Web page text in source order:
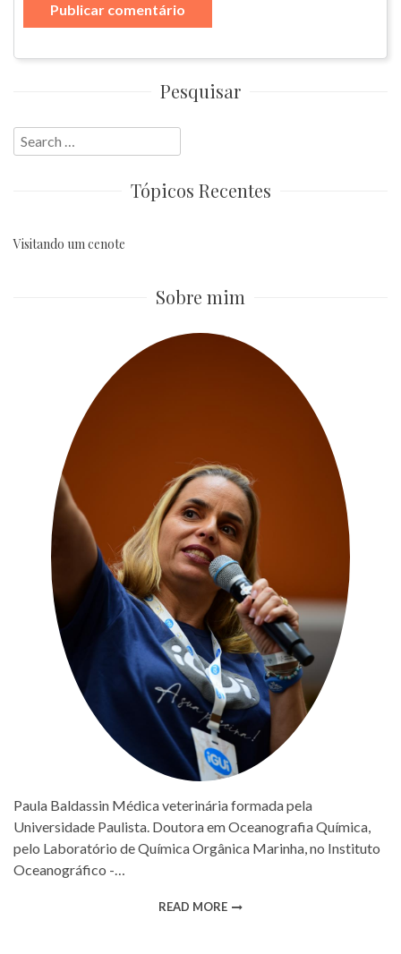
Pesquisar
Search
for:
Tópicos Recentes
Visitando um cenote
Sobre mim
Paula Baldassin Médica veterinária formada pela
Universidade Paulista. Doutora em Oceanografia Química,
pelo Laboratório de Química Orgânica Marinha, no Instituto
Oceanográfico -…
READ MORE